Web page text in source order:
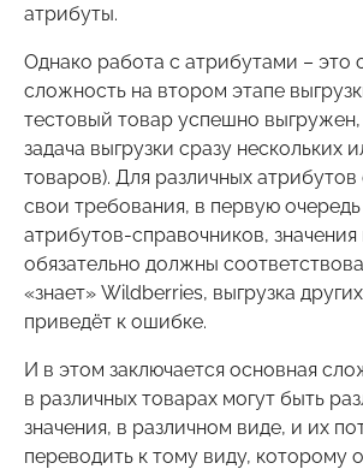
атрибуты.
Однако работа с атрибутами – это
сложность на втором этапе
тестовый товар успешно выгружен,
задача выгрузки сразу нескольких
товаров). Для различных
свои требования, в первую очередь
атрибутов-справочников,
обязательно должны
«знает» Wildberries, выгрузка
приведёт к ошибке.
И в этом заключается основная
в различных товарах могут быть
значения, в различном виде, и их
переводить к тому виду, которому